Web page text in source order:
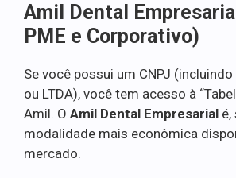
Amil Dental
PME e Corporativo)
Se você possui um CNPJ (incluindo
ou LTDA), você tem acesso à
Amil. O Amil Dental Empresarial é,
modalidade mais econômica
mercado.